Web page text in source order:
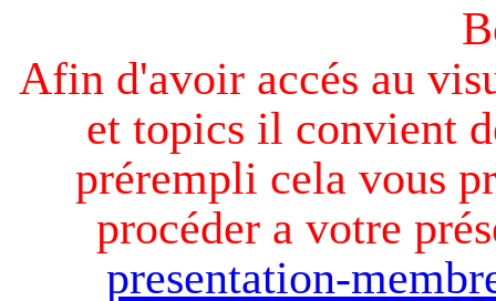
Afin d'avoir accés au
et topics il convient
prérempli cela vous
procéder a votre
presentation-